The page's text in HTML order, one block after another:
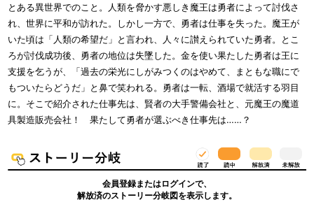
とある異世界でのこと。人類を脅かす悪しき魔王は勇者によって討伐さ
れ、世界に平和が訪れた。しかし一方で、勇者は仕事を失った。魔王が
いた頃は「人類の希望だ」と言われ、人々に讃えられていた勇者。とこ
ろが討伐成功後、勇者の地位は失墜した。金を使い果たした勇者は王に
支援を乞うが、「過去の栄光にしがみつくのはやめて、まともな職にで
もついたらどうだ」と鼻で笑われる。勇者は一転、酒場で就活する羽目
に。そこで紹介された仕事先は、賢者の大手警備会社と、元魔王の魔道
具製造販売会社！ 果たして勇者が選ぶべき仕事先は……？
会員登録またはログインで、
解放済のストーリー分岐図を表示します。